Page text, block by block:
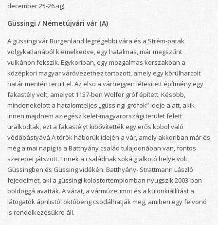
december 25-26.-ig)
Güssingi / Németújvári vár (A)
A güssingi vár Burgenland legrégebbi vára és a Strém-patak
völgykatlanából kiemelkedve, egy hatalmas, már megszűnt
vulkánon fekszik. Egykoriban, egy mozgalmas korszakban a
középkori magyar várövezethez tartozott, amely egy körülharcolt
határ mentén terült el. Az elso a várhegyen létesített építmény egy
fakastély volt, amelyet 1157-ben Wolfer gróf épített. Késobb,
mindenekelott a hatalomteljes „güssingi grófok” ideje alatt, akik
innen majdnem az egész kelet-magyarországi terület felett
uralkodtak, ezt a fakastélyt kibővítették egy erős kobol való
védőbástyává.A török háborúk idején a vár, amely akkoriban már és
még a mai napig is a Batthyány család tulajdonában van, fontos
szerepet játszott. Ennek a családnak sokáig alkotó helye volt
Güssingben és Güssing vidékén. Batthyány- Strattmann László
fejedelmet, aki a güssingi kolostortemplomban nyugszik 2003-ban
boldoggá avatták. A várat, a vármúzeumot és a különkiállítást a
látogatók áprilistól októberig csodálhatják meg, amiben egy felvonó
is rendelkezésükre áll.